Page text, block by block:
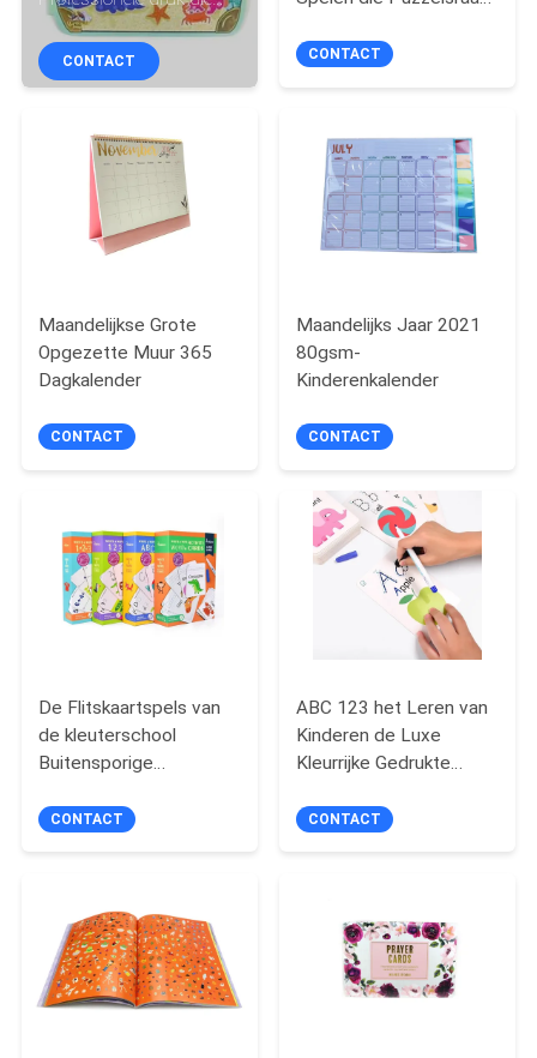
CONTACTEER
ONS
VERZOEK
CITAAT
SITEMAP
POLICY
van het douaneboek,
Tekeningsboeken de
Diensten drukken
CONTACT
geitjes drukken brengen
spelenraadsel puzles
CONTACT
Maandelijkse Grote
Opgezette Muur 365
Dagkalender
CONTACT
Maandelijks Jaar 2021
80gsm-
Kinderenkalender
CONTACT
De Flitskaartspels van
de kleuterschool
Buitensporige
Kleuterspeuters
CONTACT
ABC 123 het Leren van
Kinderen de Luxe
Kleurrijke Gedrukte
CONTACT